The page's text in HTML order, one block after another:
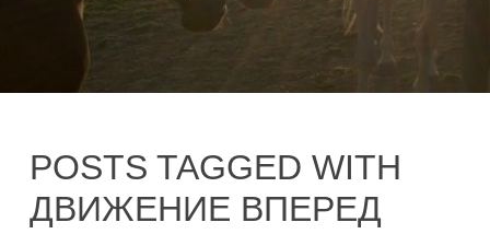
POSTS TAGGED WITH
ДВИЖЕНИЕ ВПЕРЕД